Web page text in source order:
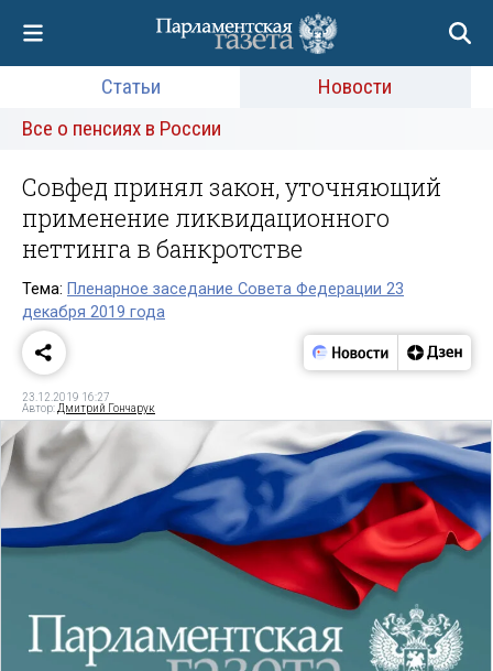
Статьи
Новости
Все о пенсиях в России
Совфед принял закон, уточняющий
применение ликвидационного
неттинга в банкротстве
Тема: Пленарное заседание Совета Федерации 23
декабря 2019 года
23.12.2019 16:27
Автор: Дмитрий Гончарук